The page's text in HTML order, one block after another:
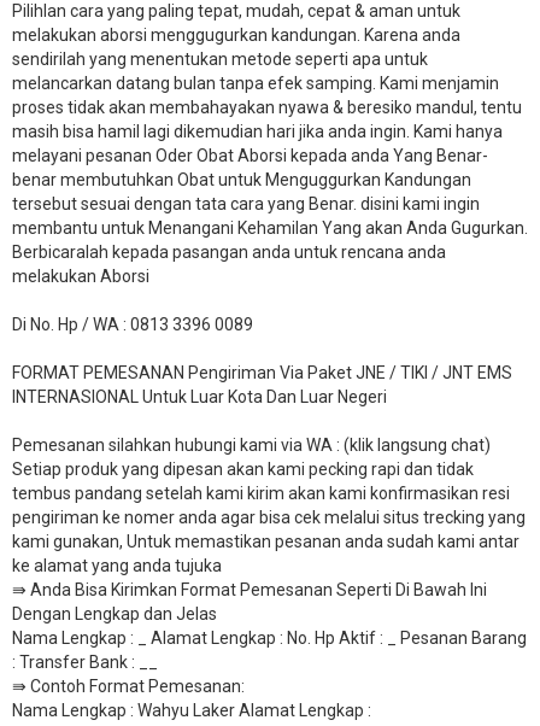
Pilihlan cara yang paling tepat, mudah, cepat & aman untuk
melakukan aborsi menggugurkan kandungan. Karena anda
sendirilah yang menentukan metode seperti apa untuk
melancarkan datang bulan tanpa efek samping. Kami menjamin
proses tidak akan membahayakan nyawa & beresiko mandul, tentu
masih bisa hamil lagi dikemudian hari jika anda ingin. Kami hanya
melayani pesanan Oder Obat Aborsi kepada anda Yang Benar-
benar membutuhkan Obat untuk Menguggurkan Kandungan
tersebut sesuai dengan tata cara yang Benar. disini kami ingin
membantu untuk Menangani Kehamilan Yang akan Anda Gugurkan.
Berbicaralah kepada pasangan anda untuk rencana anda
melakukan Aborsi
Di No. Hp / WA : 0813 3396 0089
FORMAT PEMESANAN Pengiriman Via Paket JNE / TIKI / JNT EMS
INTERNASIONAL Untuk Luar Kota Dan Luar Negeri
Pemesanan silahkan hubungi kami via WA : (klik langsung chat)
Setiap produk yang dipesan akan kami pecking rapi dan tidak
tembus pandang setelah kami kirim akan kami konfirmasikan resi
pengiriman ke nomer anda agar bisa cek melalui situs trecking yang
kami gunakan, Untuk memastikan pesanan anda sudah kami antar
ke alamat yang anda tujuka
⇛ Anda Bisa Kirimkan Format Pemesanan Seperti Di Bawah Ini
Dengan Lengkap dan Jelas
Nama Lengkap : _ Alamat Lengkap : No. Hp Aktif : _ Pesanan Barang
: Transfer Bank : __
​⇛ Contoh Format Pemesanan:
Nama Lengkap : Wahyu Laker Alamat Lengkap :